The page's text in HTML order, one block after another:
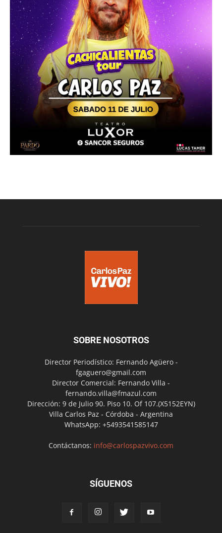
SOBRE NOSOTROS
Director Periodístico: Fernando Agüero -
fgaguero@gmail.com
Director Comercial: Fernando Villa -
fernando.villa@fmazul.com
Dirección: 9 de Julio 90. Piso 10. Of 107.(X5152EYN)
Villa Carlos Paz - Córdoba - Argentina
WhatsApp: +5493541585147
Contáctanos: info@carlospazvivo.com
SÍGUENOS